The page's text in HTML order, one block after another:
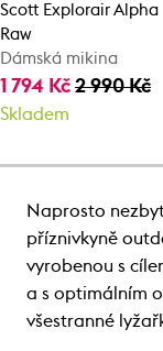
Scott Explorair Alpha
Raw
Dámská mikina
1 794 Kč 2 990 Kč
Skladem
Naprosto
příznivkyně
vyrobenou s
a s optimálním
všestranné